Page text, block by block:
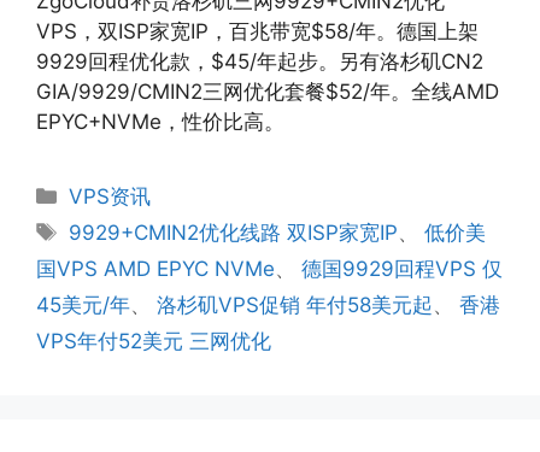
VPS，双ISP家宽IP，百兆带宽$58/年。德国上架
9929回程优化款，$45/年起步。另有洛杉矶CN2
GIA/9929/CMIN2三网优化套餐$52/年。全线AMD
EPYC+NVMe，性价比高。
分
类
VPS资讯
标
签
9929+CMIN2优化线路 双ISP家宽IP、低价美
国VPS AMD EPYC NVMe、 德国9929回程VPS 仅
45美元/年、 洛杉矶VPS促销 年付58美元起、 香港
VPS年付52美元 三网优化